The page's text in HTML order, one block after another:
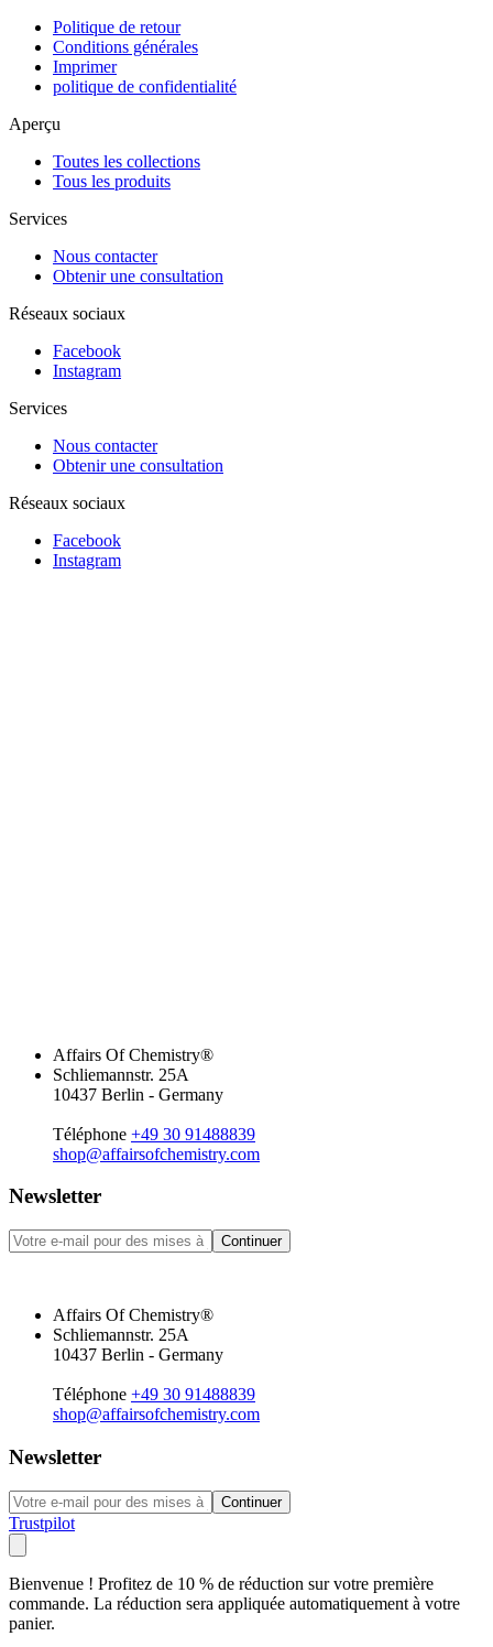
Politique de retour
Conditions générales
Imprimer
politique de confidentialité
Aperçu
Toutes les collections
Tous les produits
Services
Nous contacter
Obtenir une consultation
Réseaux sociaux
Facebook
Instagram
Services
Nous contacter
Obtenir une consultation
Réseaux sociaux
Facebook
Instagram
Affairs Of Chemistry®
Schliemannstr. 25A
10437 Berlin - Germany
Téléphone +49 30 91488839
shop@affairsofchemistry.com
Newsletter
Continuer
Affairs Of Chemistry®
Schliemannstr. 25A
10437 Berlin - Germany
Téléphone +49 30 91488839
shop@affairsofchemistry.com
Newsletter
Continuer
Trustpilot
Bienvenue ! Profitez de 10 % de réduction sur votre première
commande. La réduction sera appliquée automatiquement à votre
panier.